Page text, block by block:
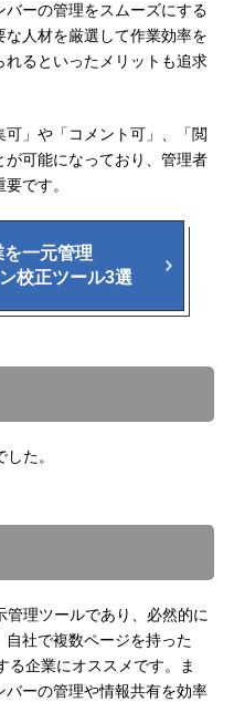
バーの管理をスムーズにする
人材を厳選して作業効率を
るといったメリットも追求
」や「コメント可」、「閲
可能になっており、管理者
です。
一元管理
校正ツール3選
た。
理ツールであり、必然的に
社で複数ページを持った
る企業にオススメです。ま
ーの管理や情報共有を効率